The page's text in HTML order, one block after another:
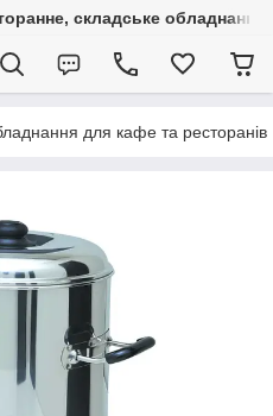
складське обладнання
для кафе та ресторанів